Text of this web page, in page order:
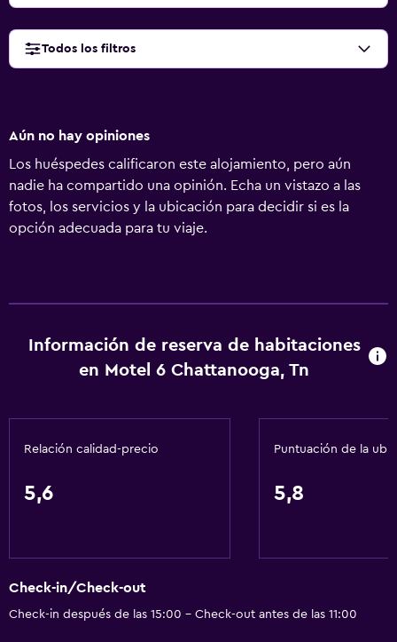
Todos los filtros
Aún no hay opiniones
Los huéspedes calificaron este alojamiento, pero aún
nadie ha compartido una opinión. Echa un vistazo a las
fotos, los servicios y la ubicación para decidir si es la
opción adecuada para tu viaje.
Información de reserva de habitaciones
en Motel 6 Chattanooga, Tn
Relación calidad-precio
5,6
Puntuación de la
5,8
Check-in/Check-out
Check-in después de las 15:00 - Check-out antes de las 11:00